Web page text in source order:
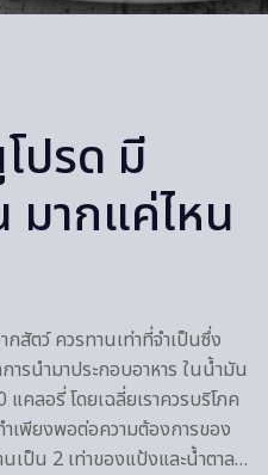
ปรด มี
มากแค่ไหน
สัตว์ ควรทานเท่าที่จำเป็นซึ่ง
ารนำมาประกอบอาหาร ในน้ำมัน
ลอรี่ โดยเฉลี่ยเราควรบริโภค
เพียงพอต่อความต้องการของ
เป็น 2 เท่าของแป้งและน้ำตาล…